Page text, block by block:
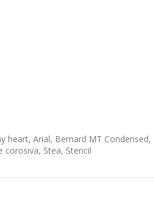
heart, Arial, Bernard MT Condensed,
corosiva, Stea, Stencil